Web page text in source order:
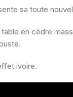
sa toute
en cèdre
ivoire.